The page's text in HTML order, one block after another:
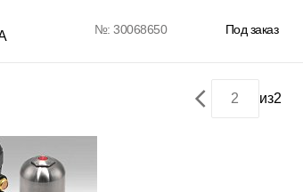
№: 30068650 Под заказ
из2